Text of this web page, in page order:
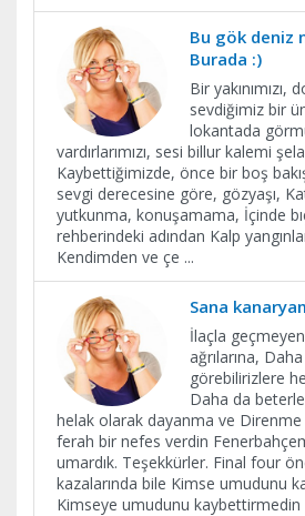
Bu gök deniz
Burada :)
Bir yakınımızı,
sevdiğimiz bir
lokantada
vardırlarımızı, sesi billur kalemi
Kaybettiğimizde, önce bir boş
sevgi derecesine göre, gözyaşı,
yutkunma, konuşamama, İçinde
rehberindeki adından Kalp
Kendimden ve çe ...
Sana
İlaçla
ağrılarına,
görebilirizlere
Daha da
helak olarak dayanma ve Direnme
ferah bir nefes verdin
umardık. Teşekkürler. Final four
kazalarında bile Kimse umudunu
Kimseye umudunu kaybettirmedin